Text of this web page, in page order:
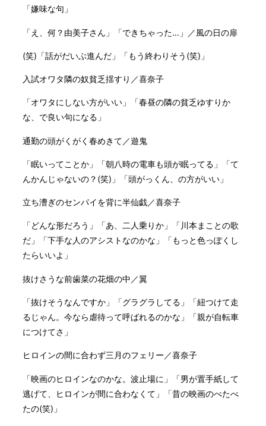
「嫌味な句」
「え、何？由美子さん」「できちゃった…」／風の日の扉
(笑)「話がだいぶ進んだ」「もう終わりそう(笑)」
入試オワタ隣の奴貧乏揺すり／喜奈子
「オワタにしない方がいい」「春昼の隣の貧乏ゆすりか
な、で良い句になる」
通勤の頭がくがく春めきて／遊鬼
「眠いってことか」「朝八時の電車も頭が眠ってる」「て
んかんじゃないの？(笑)」「頭がっくん、の方がいい」
立ち漕ぎのセンパイを背に半仙戯／喜奈子
「どんな形だろう」「あ、二人乗りか」「川本まことの歌
だ」「下手な人のアシストなのかな」「もっと色っぽくし
たらいいよ」
抜けさうな前歯菜の花畑の中／翼
「抜けそうなんですか」「グラグラしてる」「紐つけて走
るじゃん。今なら虐待って呼ばれるのかな」「親が自転車
につけてさ」
ヒロインの間に合わず三月のフェリー／喜奈子
「映画のヒロインなのかな。波止場に」「男が置手紙して
逃げて、ヒロインが間に合わなくて」「昔の映画のべたべ
たの(笑)」